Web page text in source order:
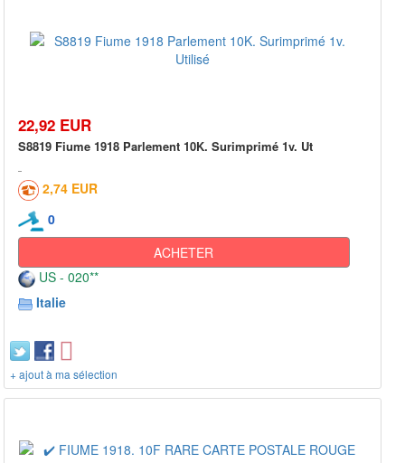
22,92 EUR
S8819 Fiume 1918 Parlement 10K. Surimprimé 1v. Ut
2,74 EUR
0
ACHETER
US - 020**
Italie
+ ajout à ma sélection